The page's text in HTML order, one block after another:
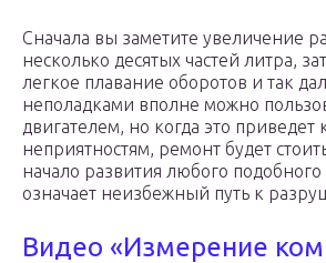
Сначала вы заметите увеличение
несколько десятых частей литра,
легкое плавание оборотов и так
неполадками вполне можно
двигателем, но когда это
неприятностям, ремонт будет
начало развития любого подобного
означает неизбежный путь к
Видео «Измерение